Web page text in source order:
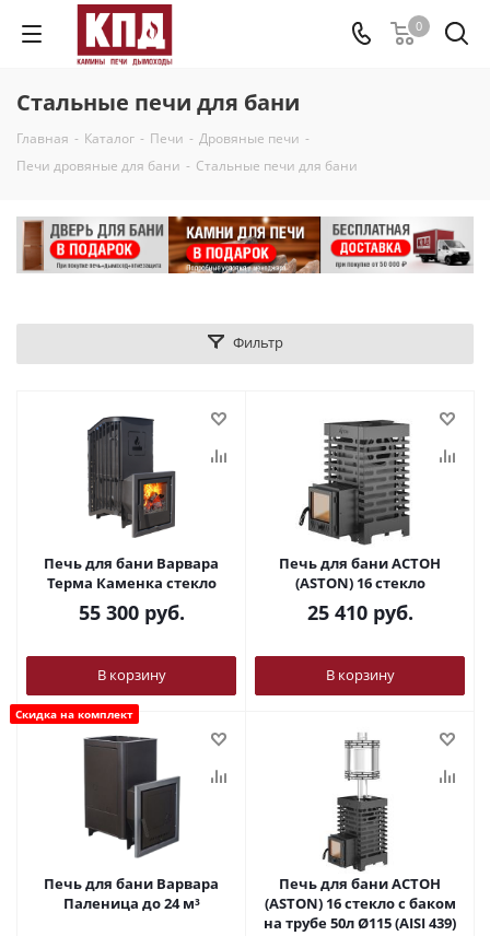
0
Стальные печи для бани
Главная - Каталог - Печи - Дровяные печи -
Печи дровяные для бани - Стальные печи для бани
Фильтр
Печь для бани Варвара
Терма Каменка стекло
55 300руб.
В корзину
Печь для бани АСТОН
(ASTON) 16 стекло
25 410руб.
В корзину
Скидка на комплект
Печь для бани Варвара
Паленица до 24 м³
Печь для бани АСТОН
(ASTON) 16 стекло с баком
на трубе 50л Ø115 (AISI 439)